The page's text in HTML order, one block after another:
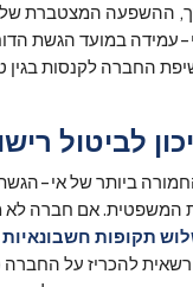
ההשפעה המצטברת של
עמידה במועד הגשת
לביטול
ביותר של אי-הגשת
המשפטית. אם חברה לא
תקופות חשבונאיות
רשאית להכריז על